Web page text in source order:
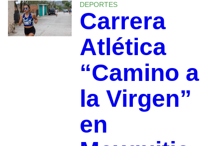
DEPORTES
Carrera
Atlética
“Camino a
la Virgen”
en